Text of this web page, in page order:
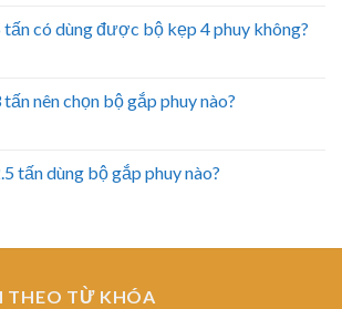
tấn có dùng được bộ kẹp 4 phuy không?
tấn nên chọn bộ gắp phuy nào?
tấn dùng bộ gắp phuy nào?
THEO TỪ KHÓA